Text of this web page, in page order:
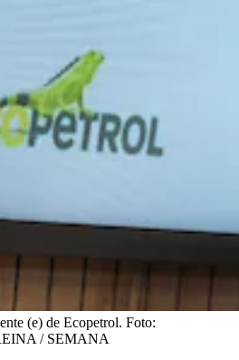
(e) de Ecopetrol. Foto:
/ SEMANA